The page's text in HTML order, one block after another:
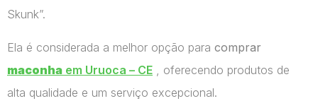
Skunk”.
Ela é considerada a melhor opção para comprar
maconha em Uruoca – CE , oferecendo produtos de
alta qualidade e um serviço excepcional.